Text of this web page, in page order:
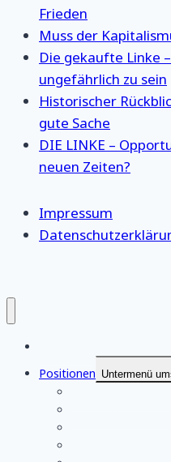
Frieden
Muss der
Die gekaufte Linke
ungefährlich zu sein
Historischer
gute Sache
DIE LINKE –
neuen Zeiten?
Impressum
Positionen Untermenü